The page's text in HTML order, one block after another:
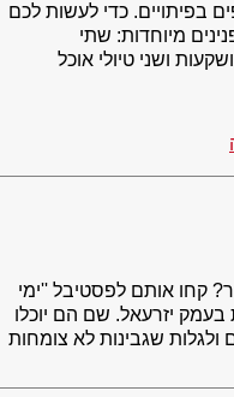
בפיתויים. כדי לעשות לכם
מיוחדות: שתי
ושני טיולי אוכל
קחו אותם לפסטיבל ''ימי
יזרעאל. שם הם יוכלו
ולגלות שגבינות לא צומחות